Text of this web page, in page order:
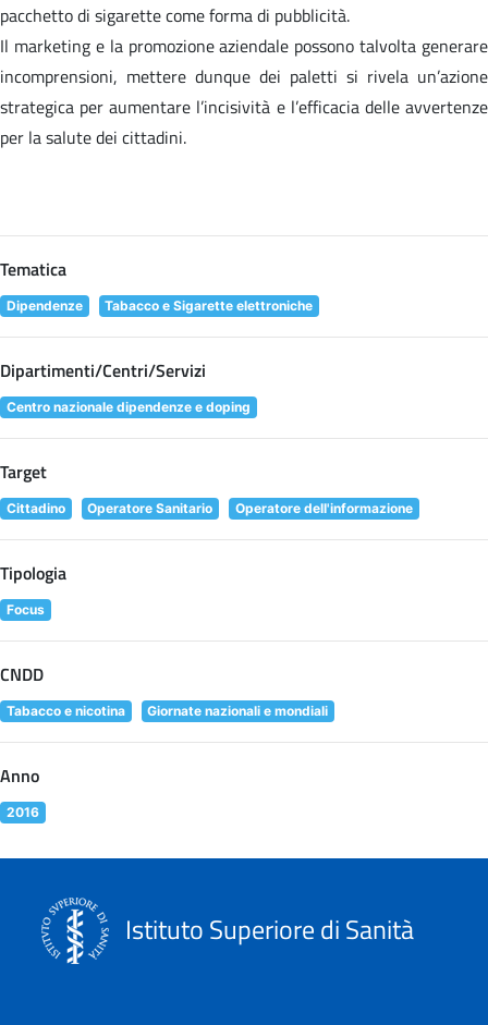
pacchetto di sigarette come forma di pubblicità.
Il marketing e la promozione aziendale possono talvolta generare
incomprensioni, mettere dunque dei paletti si rivela un’azione
strategica per aumentare l’incisività e l’efficacia delle avvertenze
per la salute dei cittadini.
Tematica
Dipendenze Tabacco e Sigarette elettroniche
Dipartimenti/Centri/Servizi
Centro nazionale dipendenze e doping
Target
Cittadino Operatore Sanitario Operatore dell'informazione
Tipologia
Focus
CNDD
Tabacco e nicotina Giornate nazionali e mondiali
Anno
2016
Istituto Superiore di Sanità